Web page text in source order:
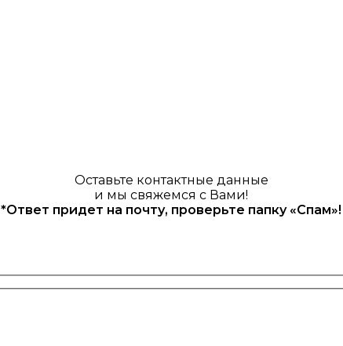
Оставьте контактные данные
и мы свяжемся с Вами!
*Ответ придет на почту, проверьте папку «Спам»!